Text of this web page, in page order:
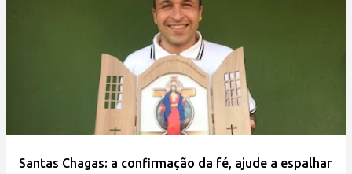
Santas Chagas: a confirmação da fé, ajude a espalhar